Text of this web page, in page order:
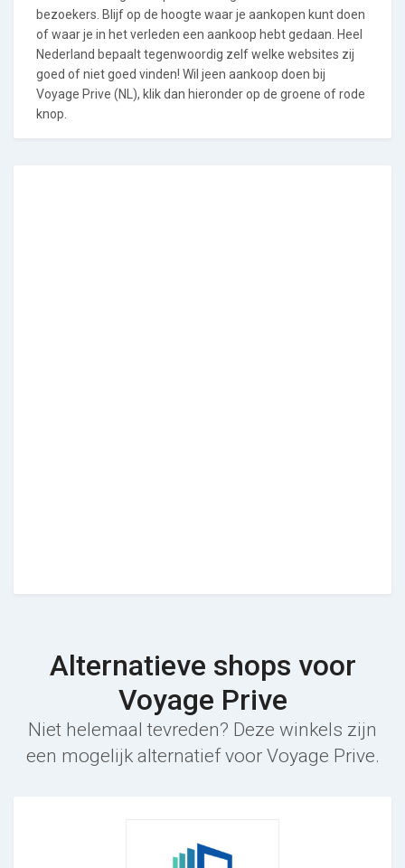
bezoekers. Blijf op de hoogte waar je aankopen kunt doen
of waar je in het verleden een aankoop hebt gedaan. Heel
Nederland bepaalt tegenwoordig zelf welke websites zij
goed of niet goed vinden! Wil jeen aankoop doen bij
Voyage Prive (NL), klik dan hieronder op de groene of rode
knop.
Alternatieve shops voor
Voyage Prive
Niet helemaal tevreden? Deze winkels zijn
een mogelijk alternatief voor Voyage Prive.